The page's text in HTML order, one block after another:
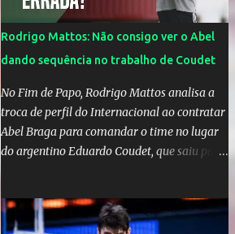
Huma Kimak. A influencer também contou
que recebe diversos ataques na internet
desde a época em que foi contratada para
fazer a divulgação de uma live do Gusttavo
Lima em Manaus, capital do Amazonas. "Fui
até o local onde seria o show, divulguei e no
dia seguinte foi feita a live que eu não pude
ir, porque estava me sentindo mal", explicou
de outubro. A relação chegou ao fim após
cinco anos e houve rumores de uma suposta
Rodrigo Mattos: Não consigo ver o Abel
dando sequência no trabalho de Coudet
No Fim de Papo, Rodrigo Mattos analisa a
troca de perfil do Internacional ao contratar
Abel Braga para comandar o time no lugar
do argentino Eduardo Coudet, que saiu para